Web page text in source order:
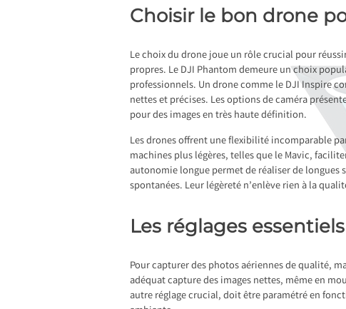
Choisir le bon drone
Le choix du drone joue un rôle crucial pour
propres. Le DJI Phantom demeure un choix
professionnels. Un drone comme le DJI Inspire
nettes et précises. Les options de caméra
pour des images en très haute définition.
Les drones offrent une flexibilité incomparable
machines plus légères, telles que le Mavic,
autonomie longue permet de réaliser de longues
spontanées. Leur légèreté n’enlève rien à la
Les réglages
Pour capturer des photos aériennes de qualité,
adéquat capture des images nettes, même en
autre réglage crucial, doit être paramétré en